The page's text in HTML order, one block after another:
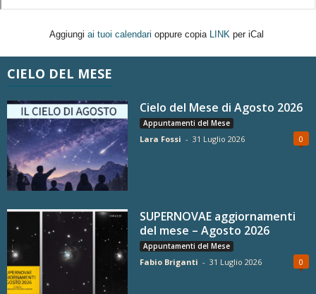
Aggiungi ai tuoi calendari oppure copia LINK per iCal
CIELO DEL MESE
Cielo del Mese di Agosto 2026
Appuntamenti del Mese
Lara Fossi - 31 Luglio 2026 0
SUPERNOVAE aggiornamenti
del mese – Agosto 2026
Appuntamenti del Mese
Fabio Briganti - 31 Luglio 2026 0